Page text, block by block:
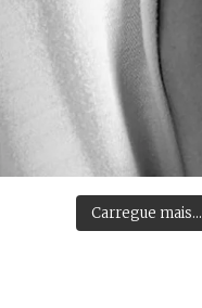
Carregue mais…